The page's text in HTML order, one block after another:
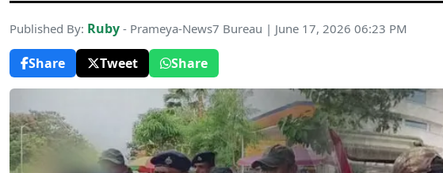
Published By: Ruby - Prameya-News7 Bureau | June 17, 2026 06:23 PM
Share
Tweet Share